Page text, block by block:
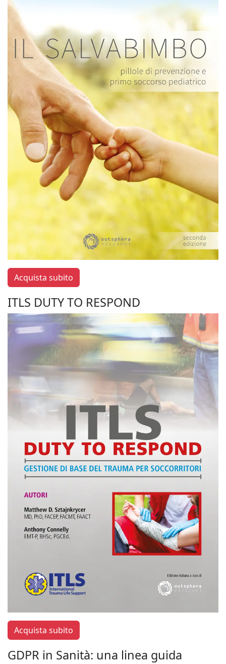
Acquista subito
ITLS DUTY TO RESPOND
Acquista subito
GDPR in Sanità: una linea guida